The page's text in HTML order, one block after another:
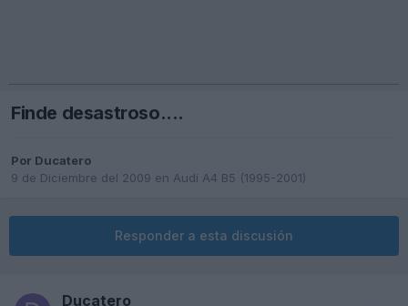
Finde desastroso....
Por Ducatero
9 de Diciembre del 2009 en Audi A4 B5 (1995-2001)
Responder a esta discusión
Ducatero